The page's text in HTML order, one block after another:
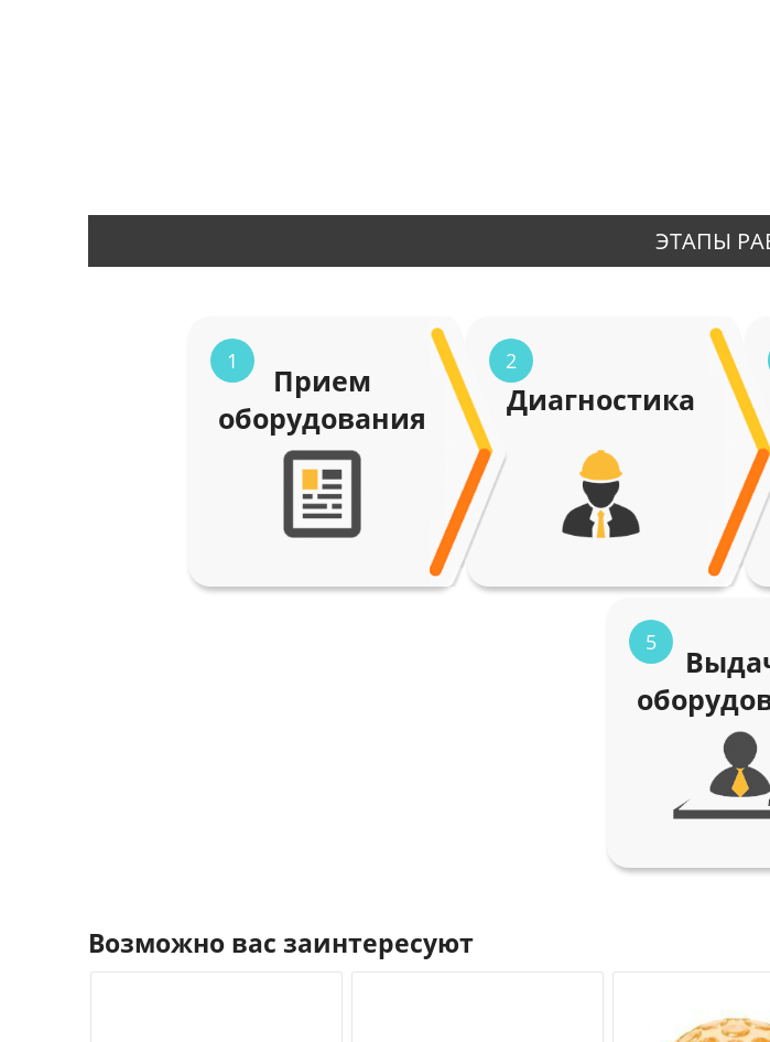
ЭТАПЫ
1
Прием
оборудования
2
Диагностика
5
Возможно вас заинтересуют